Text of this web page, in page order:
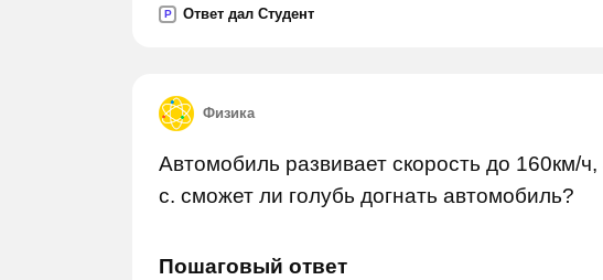
P Ответ дал Студент
Физика
Автомобиль развивает скорость до 160км/
с. сможет ли голубь догнать автомобиль?
Пошаговый ответ